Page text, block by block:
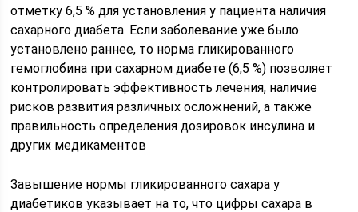
отметку 6,5 % для установления у пациента наличия
сахарного диабета. Если заболевание уже было
установлено раннее, то норма гликированного
гемоглобина при сахарном диабете (6,5 %) позволяет
контролировать эффективность лечения, наличие
рисков развития различных осложнений, а также
правильность определения дозировок инсулина и
других медикаментов
Завышение нормы гликированного сахара у
диабетиков указывает на то, что цифры сахара в